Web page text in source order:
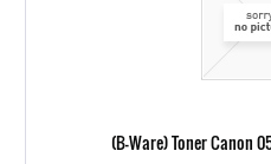
(B-Ware) Toner Canon